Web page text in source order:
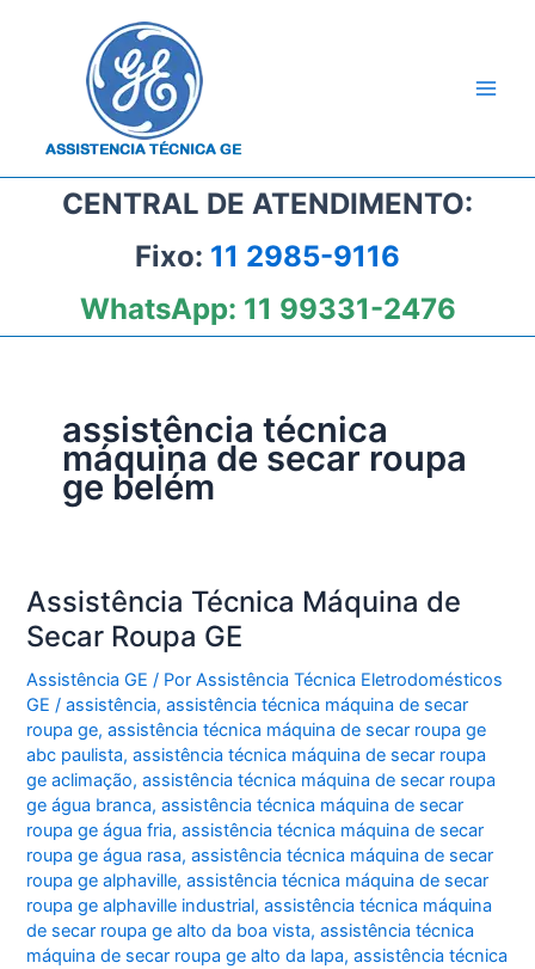
CENTRAL DE ATENDIMENTO:
Fixo: 11 2985-9116
WhatsApp: 11 99331-2476
assistência técnica
máquina de secar roupa
ge belém
Assistência Técnica Máquina de
Secar Roupa GE
Assistência GE / PorAssistência Técnica Eletrodomésticos
GE/assistência,assistência técnica máquina de secar
roupa ge,assistência técnica máquina de secar roupa ge
abc paulista,assistência técnica máquina de secar roupa
ge aclimação,assistência técnica máquina de secar roupa
ge água branca,assistência técnica máquina de secar
roupa ge água fria,assistência técnica máquina de secar
roupa ge água rasa,assistência técnica máquina de secar
roupa ge alphaville,assistência técnica máquina de secar
roupa ge alphaville industrial,assistência técnica máquina
de secar roupa ge alto da boa vista,assistência técnica
máquina de secar roupa ge alto da lapa,assistência técnica